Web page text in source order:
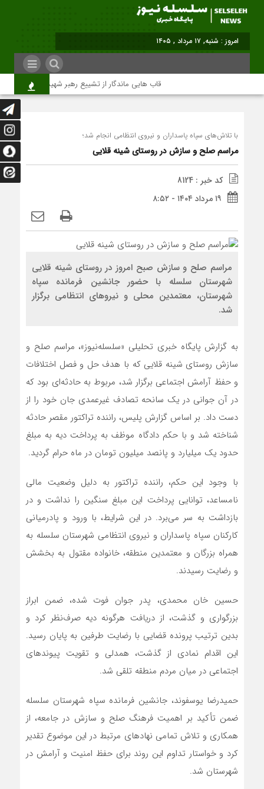
برابر با
قاب هایی ماندگار از تشییع رهبر شهید در تهران
با تلاش‌های سپاه پاسداران و نیروی انتظامی انجام شد؛
مراسم صلح و سازش در روستای شینه قلایی
کد خبر : 8124
۱۹ مرداد ۱۴۰۴ - ۸:۵۲
مراسم صلح و سازش صبح امروز در روستای شینه قلایی
شهرستان سلسله با حضور جانشین فرمانده سپاه
شهرستان، معتمدین محلی و نیروهای انتظامی برگزار
شد.
به گزارش پایگاه خبری تحلیلی «سلسله‌نیوز»، مراسم صلح و
سازش روستای شینه قلایی که با هدف حل و فصل اختلافات
و حفظ آرامش اجتماعی برگزار شد، مربوط به حادثه‌ای بود که
در آن جوانی در یک سانحه تصادف غیرعمدی جان خود را از
دست داد. بر اساس گزارش پلیس، راننده تراکتور مقصر حادثه
شناخته شد و با حکم دادگاه موظف به پرداخت دیه به مبلغ
حدود یک میلیارد و پانصد میلیون تومان در ماه حرام گردید.
با وجود این حکم، راننده تراکتور به دلیل وضعیت مالی
نامساعد، توانایی پرداخت این مبلغ سنگین را نداشت و در
بازداشت به سر می‌برد. در این شرایط، با ورود و پادرمیانی
کارکنان سپاه پاسداران و نیروی انتظامی شهرستان سلسله به
همراه بزرگان و معتمدین منطقه، خانواده مقتول به بخشش
و رضایت رسیدند.
حسین خان محمدی، پدر جوان فوت شده، ضمن ابراز
بزرگواری و گذشت، از دریافت هرگونه دیه صرف‌نظر کرد و
بدین ترتیب پرونده قضایی با رضایت طرفین به پایان رسید.
این اقدام نمادی از گذشت، همدلی و تقویت پیوندهای
اجتماعی در میان مردم منطقه تلقی شد.
حمیدرضا یوسفوند، جانشین فرمانده سپاه شهرستان سلسله
ضمن تأکید بر اهمیت فرهنگ صلح و سازش در جامعه، از
همکاری و تلاش تمامی نهادهای مرتبط در این موضوع تقدیر
کرد و خواستار تداوم این روند برای حفظ امنیت و آرامش در
شهرستان شد.